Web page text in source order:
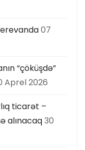
07
“çöküşdə”
Aprel 2026
ticarət –
alınacaq30